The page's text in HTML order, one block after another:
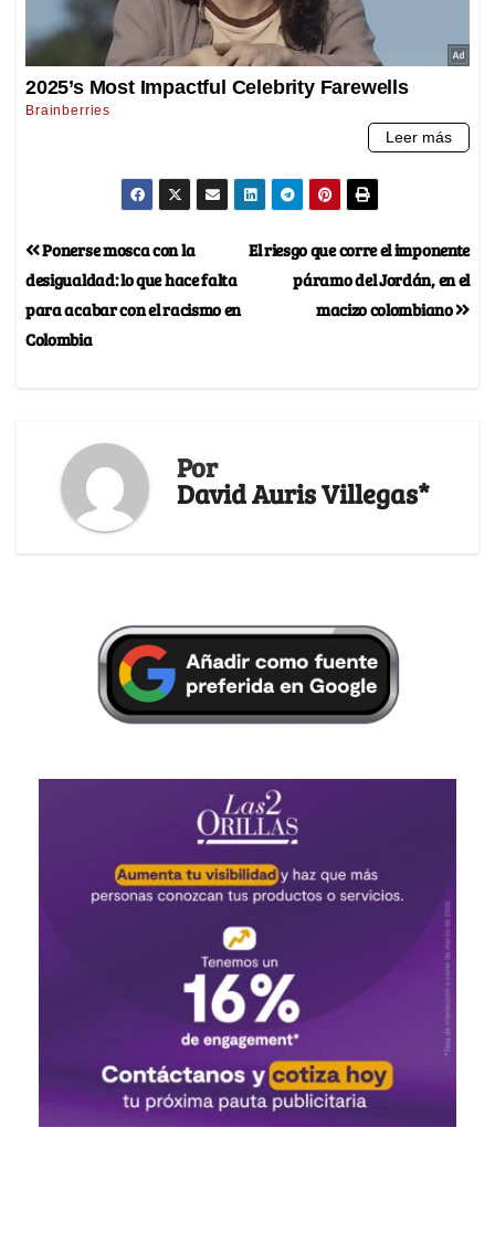
El riesgo que corre el imponente
páramo del Jordán, en el
macizo colombiano
Ponerse mosca con la
desigualdad: lo que hace falta
para acabar con el racismo en
Colombia
Por
David Auris Villegas*